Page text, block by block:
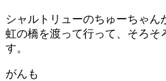
シャルトリューのちゅーちゃん
虹の橋を渡って行って、そろそ
す。
がんも